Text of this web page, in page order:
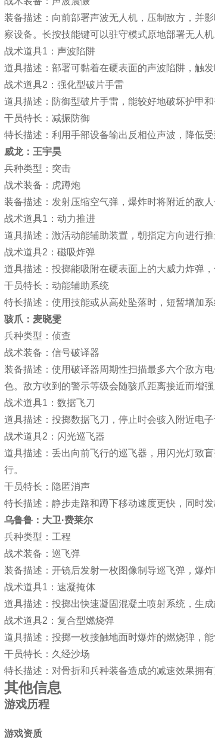
装备描述：向前部署声波无人机，压制敌方，并
察设备。长按技能键可以驻守模式原地部署无人机
战术道具1：声波陷阱
道具描述：部署可黏着在硬表面的声波陷阱，触
战术道具2：强化型破片手雷
道具描述：防御型破片手雷，能较好地破坏护甲和
干员特长：减振防御
特长描述：利用手部设备输出反相位声波，降低受
威龙：王宇昊
兵种类型：突击
战术装备：虎蹲炮
装备描述：发射压缩空气弹，爆炸时将附近的敌人
战术道具1：动力推进
道具描述：激活动能辅助装置，朝指定方向进行
战术道具2：磁吸炸弹
道具描述：投掷能吸附在硬表面上的大威力炸弹，
干员特长：动能辅助系统
特长描述：使用技能或从高处坠落时，短暂增加
骇爪：麦晓雯
兵种类型：侦查
战术装备：信号破译器
装备描述：使用破译器周期性扫描最多六个敌方
色。敌方收到的警示等级会随骇爪距离接近而增强
战术道具1：数据飞刀
道具描述：投掷数据飞刀，停止时会骇入附近电
战术道具2：闪光巡飞器
道具描述：丢出向前飞行的巡飞器，用闪光灯致
行。
干员特长：隐匿消声
特长描述：静步走路和蹲下移动速度更快，同时发
乌鲁鲁：大卫·费莱尔
兵种类型：工程
战术装备：巡飞弹
装备描述：开镜后发射一枚图像制导巡飞弹，爆
战术道具1：速凝掩体
道具描述：投掷出快速凝固混凝土喷射系统，生
战术道具2：复合型燃烧弹
道具描述：投掷一枚接触地面时爆炸的燃烧弹，能
干员特长：久经沙场
特长描述：对骨折和兵种装备造成的减速效果拥有
其他信息
游戏历程
游戏资质